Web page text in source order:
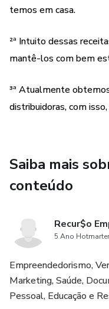
temos em casa.
²ª Intuito dessas
mantê-los com bem
³ª Atualmente
distribuidoras, com
Saiba mais
conteúdo
Recur$o
5 Ano Hotmarter
Empreendedorismo,
Marketing, Saúde,
Pessoal, Educação e